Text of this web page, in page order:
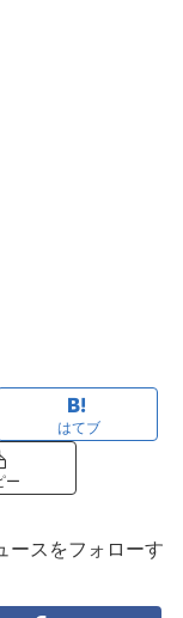
はてブ
ー
ースをフォローす